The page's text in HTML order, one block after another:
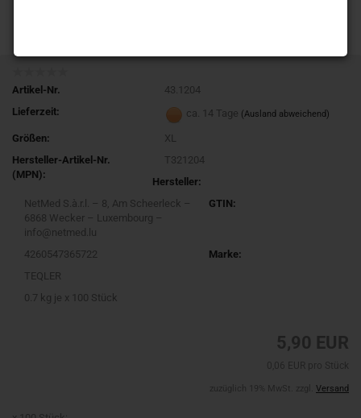
Artikel-Nr.
43.1204
Lieferzeit:
ca. 14 Tage (Ausland abweichend)
Größen:
XL
Hersteller-Artikel-Nr.
(MPN):
T321204
Hersteller:
NetMed S.à.r.l. – 8, Am Scheerleck –
6868 Wecker – Luxembourg –
info@netmed.lu
GTIN:
4260547365722
Marke:
TEQLER
0.7 kg je x 100 Stück
5,90 EUR
Versand